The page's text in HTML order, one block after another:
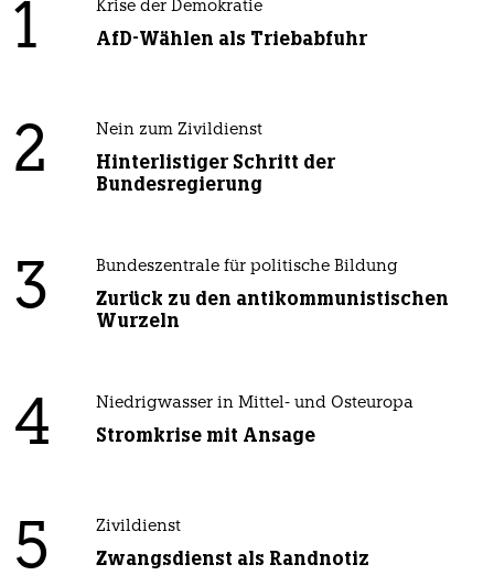
1 Krise der Demokratie
AfD-Wählen als Triebabfuhr
2 Nein zum Zivildienst
Hinterlistiger Schritt der
Bundesregierung
3 Bundeszentrale für politische Bildung
Zurück zu den antikommunistischen
Wurzeln
4 Niedrigwasser in Mittel- und Osteuropa
Stromkrise mit Ansage
5 Zivildienst
Zwangsdienst als Randnotiz